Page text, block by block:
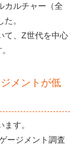
カルチャー（全
。
て、Z世代を中心
メントが低
す。
ージメント調査